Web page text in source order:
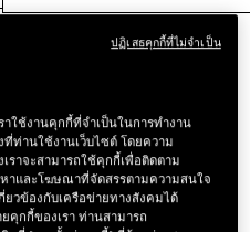
NEW
MINI CLIMAX
EXTREME MASCARA
Uncensored Black-
าใช้งานคุกกี้ที่จำเป็นในการทำงาน
ท่านใช้งานเว็บไซต์ โดยความ
ราจะสามารถใช้คุกกี้เพื่อติดตาม
าและโฆษณาที่จัดสรรตามความสนใจ
วข้องกับเครือข่ายทางสังคมได้
คุกกี้ของเรา ท่านสามารถ
ปฏิเสธคุกกี้ที่ไม่จำเป็น